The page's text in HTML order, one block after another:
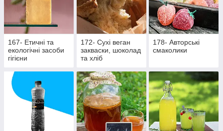
167- Етичні та
екологічні засоби
гігієни
172- Сухі веган
закваски, шоколад
та хліб
178- Авторські
смаколики